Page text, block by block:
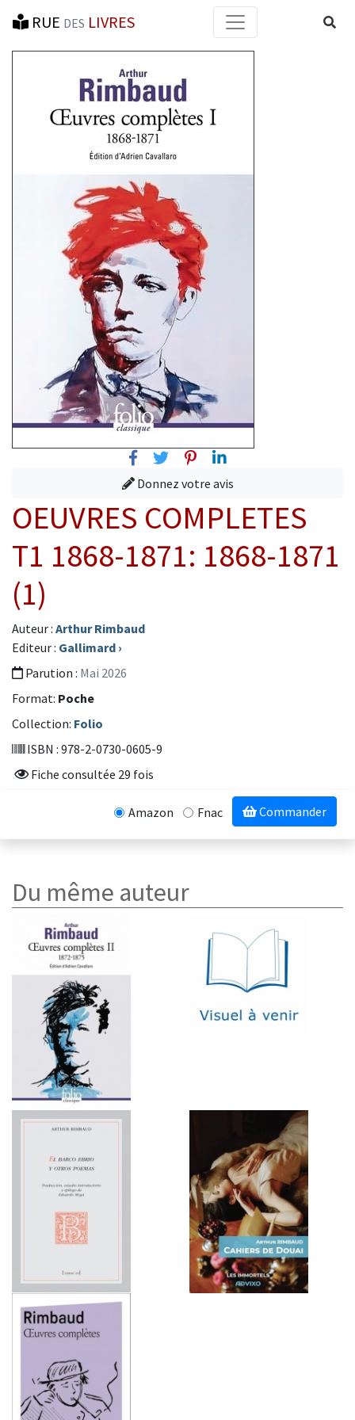
RUE DES LIVRES
FacebookTwitterPinterest
Linkedin
Donnez votre avis
OEUVRES COMPLETES
T1 1868-1871: 1868-1871
(1)
Auteur : Arthur Rimbaud
Editeur : Gallimard ›
Parution : Mai 2026
Format: Poche
Collection: Folio
ISBN : 978-2-0730-0605-9
Fiche consultée 29 fois
Amazon Fnac Commander
Du même auteur